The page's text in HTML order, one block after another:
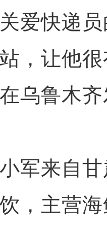
爱快递
，让他
乌鲁木
来自甘
，主营